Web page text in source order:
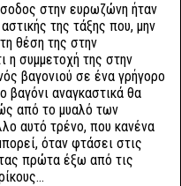
στην ευρωζώνη ήταν
της τάξης που, μην
θέση της στην
η συμμετοχή της στην
βαγονιού σε ένα γρήγορο
βαγόνι αναγκαστικά θα
από το μυαλό των
αυτό τρένο, που κανένα
όταν φτάσει στις
πρώτα έξω από τις